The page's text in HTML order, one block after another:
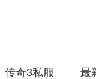
传奇3私服 最